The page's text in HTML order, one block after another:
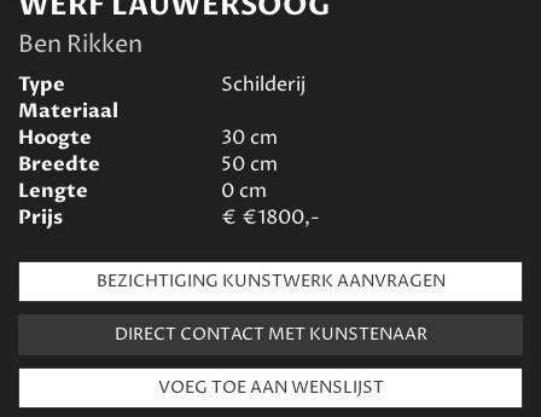
Ben Rikken
Type
Schilderij
Materiaal
Hoogte
30cm
Breedte
50cm
Lengte
0cm
Prijs
€ €1800,-
BEZICHTIGING KUNSTWERK AANVRAGEN
DIRECT CONTACT MET KUNSTENAAR